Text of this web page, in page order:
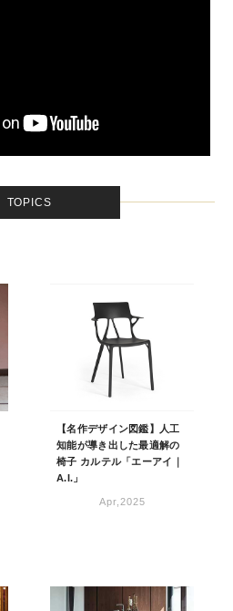
TOPICS
【名作デザイン図鑑】人工
知能が導き出した最適解の
椅子 カルテル「エーアイ｜
A.I.」
Apr,2025